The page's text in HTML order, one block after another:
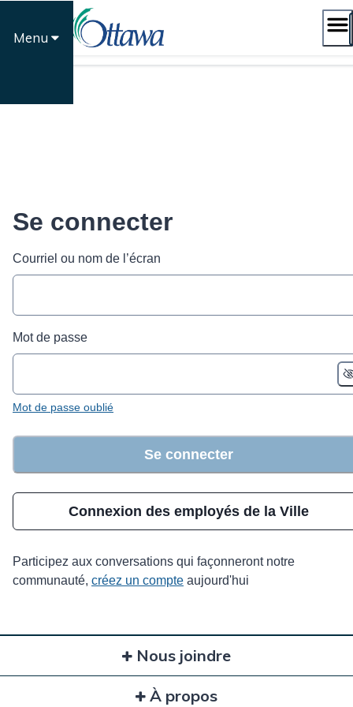
contenu
Menu
Se connecter
Courriel ou nom de l’écran
Mot de passe
Mot de passe oublié
Se connecter
Connexion des employés de la Ville
Participez aux conversations qui façonneront notre
communauté, créez un compte aujourd'hui
Nous joindre
À propos